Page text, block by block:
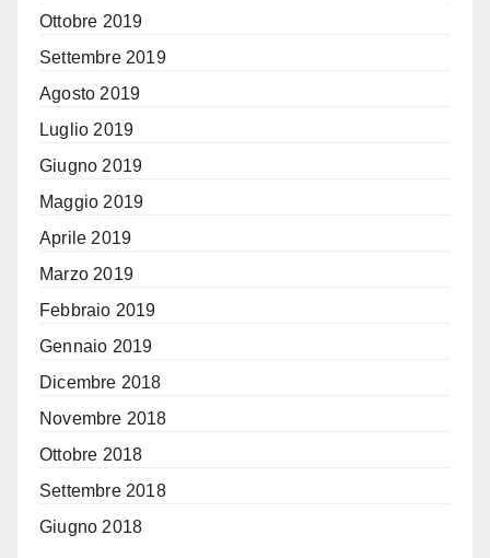
Ottobre 2019
Settembre 2019
Agosto 2019
Luglio 2019
Giugno 2019
Maggio 2019
Aprile 2019
Marzo 2019
Febbraio 2019
Gennaio 2019
Dicembre 2018
Novembre 2018
Ottobre 2018
Settembre 2018
Giugno 2018